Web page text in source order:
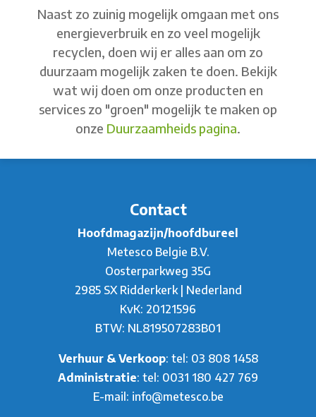
Naast zo zuinig mogelijk omgaan met ons
energieverbruik en zo veel mogelijk
recyclen, doen wij er alles aan om zo
duurzaam mogelijk zaken te doen. Bekijk
wat wij doen om onze producten en
services zo "groen" mogelijk te maken op
onze Duurzaamheids pagina.
Contact
Hoofdmagazijn/hoofdbureel
Metesco Belgie B.V.
Oosterparkweg 35G
2985 SX Ridderkerk | Nederland
KvK: 20121596
BTW: NL819507283B01
Verhuur & Verkoop: tel: 03 808 1458
Administratie: tel: 0031 180 427 769
E-mail: info@metesco.be